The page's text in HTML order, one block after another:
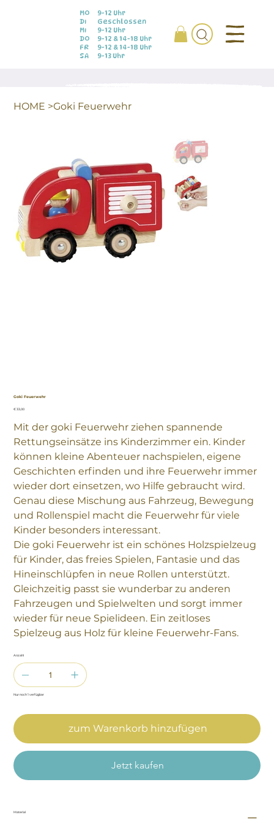
MO
DI
MI
DO
FR
SA
9-12 Uhr
Geschlossen
9-12 Uhr
9-12 & 14-18 Uhr
9-12 & 14-18 Uhr
9-13 Uhr
HOME >Goki Feuerwehr
Goki Feuerwehr
Preis
€ 33,00
Mit der goki Feuerwehr ziehen spannende
Rettungseinsätze ins Kinderzimmer ein. Kinder
können kleine Abenteuer nachspielen, eigene
Geschichten erfinden und ihre Feuerwehr immer
wieder dort einsetzen, wo Hilfe gebraucht wird.
Genau diese Mischung aus Fahrzeug, Bewegung
und Rollenspiel macht die Feuerwehr für viele
Kinder besonders interessant.
Die goki Feuerwehr ist ein schönes Holzspielzeug
für Kinder, das freies Spielen, Fantasie und das
Hineinschlüpfen in neue Rollen unterstützt.
Gleichzeitig passt sie wunderbar zu anderen
Fahrzeugen und Spielwelten und sorgt immer
wieder für neue Spielideen. Ein zeitloses
Spielzeug aus Holz für kleine Feuerwehr-Fans.
Anzahl
Nur noch 1 verfügbar
zum Warenkorb hinzufügen
Jetzt kaufen
Material